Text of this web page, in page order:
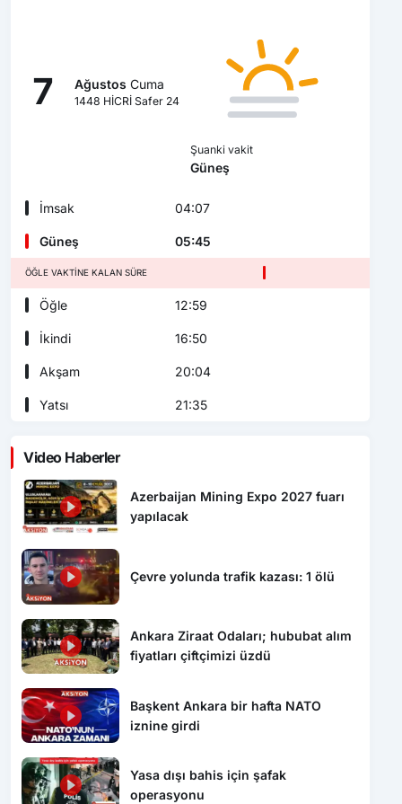
7 Ağustos Cuma
1448 HİCRİ Safer 24
Şuanki vakit
Güneş
İmsak 04:07
Güneş 05:45
ÖĞLE VAKTINE KALAN SÜRE
Öğle 12:59
İkindi 16:50
Akşam 20:04
Yatsı 21:35
Video Haberler
Azerbaijan Mining Expo 2027 fuarı
yapılacak
Çevre yolunda trafik kazası: 1 ölü
Ankara Ziraat Odaları; hububat alım
fiyatları çiftçimizi üzdü
Başkent Ankara bir hafta NATO
iznine girdi
Yasa dışı bahis için şafak
operasyonu